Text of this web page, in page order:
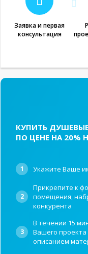
Заявка и первая
консультация
КУПИТЬ
ПО ЦЕНЕ НА
1 Укажите Ваше
2
Прикрепите к
помещения,
конкурента
3
В течении 15
Вашего проекта
описанием